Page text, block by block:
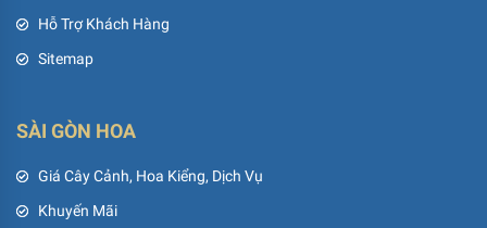
Hỗ Trợ Khách Hàng
Sitemap
SÀI GÒN HOA
Giá Cây Cảnh, Hoa Kiểng, Dịch Vụ
Khuyến Mãi